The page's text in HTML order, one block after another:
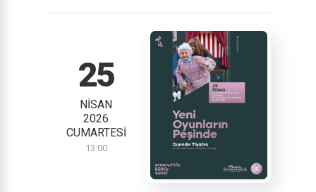
25
NISAN
2026
CUMARTESI
13:00